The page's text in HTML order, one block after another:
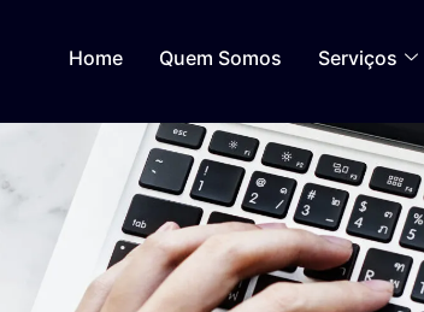
Home Quem Somos Serviços